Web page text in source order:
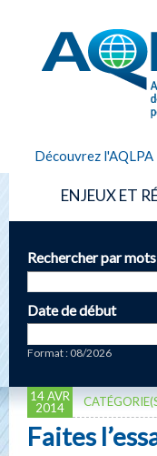
AQLPA
Découvrez l'AQLPA
ENJEUX ET
Rechercher par
Date de début
Format : 08/2026
14 AVR
2014
Faites